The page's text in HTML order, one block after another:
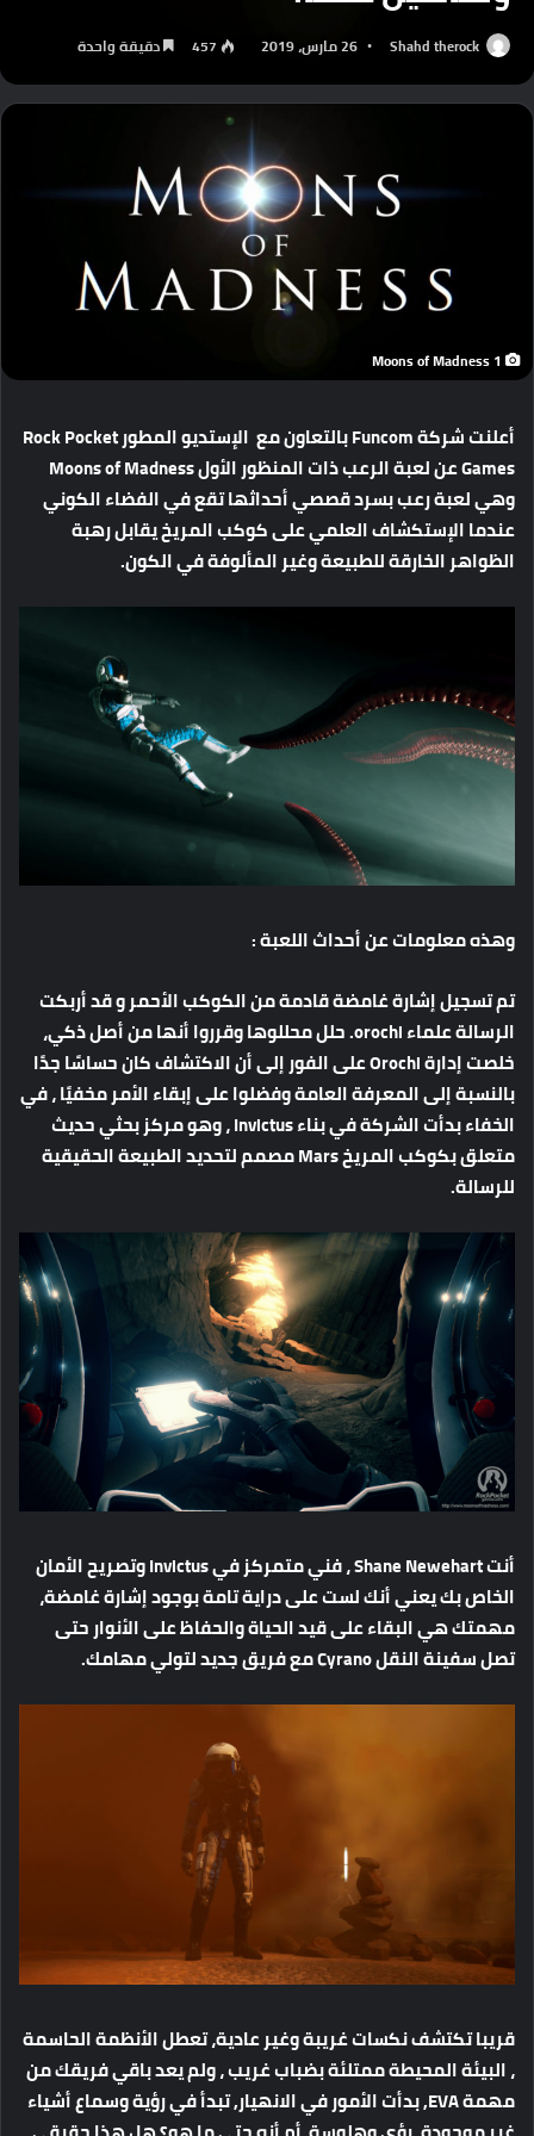
Shahd therock 26 مارس، 2019 457 دقيقة واحدة
أعلنت شركة Funcom بالتعاون مع الإستديو المطور Rock Pocket
Games عن لعبة الرعب ذات المنظور الأول Moons of Madness
وهي لعبة رعب بسرد قصصي أحداثها تقع في الفضاء الكوني
عندما الإستكشاف العلمي على كوكب المريخ يقابل رهبة
الظواهر الخارقة للطبيعة وغير المألوفة في الكون.
وهذه معلومات عن أحداث اللعبة :
تم تسجيل إشارة غامضة قادمة من الكوكب الأحمر و قد أربكت
الرسالة علماء orochi. حلل محللوها وقرروا أنها من أصل ذكي،
خلصت إدارة Orochi على الفور إلى أن الاكتشاف كان حساسًا جدًا
بالنسبة إلى المعرفة العامة وفضلوا على إبقاء الأمر مخفيًا ، في
الخفاء بدأت الشركة في بناء Invictus ، وهو مركز بحثي حديث
متعلق بكوكب المريخ Mars مصمم لتحديد الطبيعة الحقيقية
للرسالة.
أنت Shane Newehart ، فني متمركز في Invictus وتصريح الأمان
الخاص بك يعني أنك لست على دراية تامة بوجود إشارة غامضة،
مهمتك هي البقاء على قيد الحياة والحفاظ على الأنوار حتى
تصل سفينة النقل Cyrano مع فريق جديد لتولي مهامك.
قريبا تكتشف نكسات غريبة وغير عادية، تعطل الأنظمة الحاسمة
، البيئة المحيطة ممتلئة بضباب غريب ، ولم يعد باقي فريقك من
مهمة EVA, بدأت الأمور في الانهيار, تبدأ في رؤية وسماع أشياء